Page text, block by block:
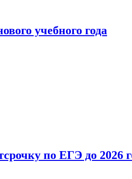
учебного года
по ЕГЭ до 2026